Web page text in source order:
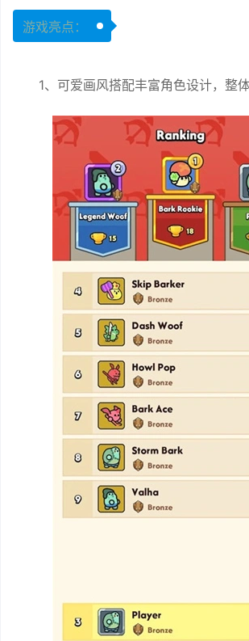
游戏亮点：
1、可爱画风搭配丰富角色设计，整